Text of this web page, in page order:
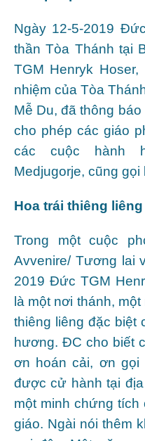
Ngày 12-5-2019
thần Tòa Thánh tại
TGM Henryk
nhiệm của Tòa
Mễ Du, đã thông
cho phép các giáo
các cuộc hành
Medjugorje, cũng gọi
Hoa trái thiêng
Trong một cuộc
Avvenire/ Tương lai
2019 Đức TGM
là một nơi thánh,
thiêng liêng đặc biệt
hương. ĐC cho biết
ơn hoán cải, ơn
được cử hành tại
một minh chứng
giáo. Ngài nói thêm